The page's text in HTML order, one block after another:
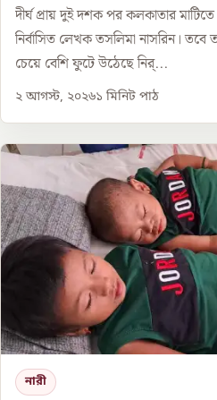
দীর্ঘ প্রায় দুই দশক পর কলকাতার
নির্বাসিত লেখক তসলিমা নাসরিন। তবে
চেয়ে বেশি ফুটে উঠেছে নির্...
২ আগস্ট, ২০২৬১ মিনিট পাঠ
নারী